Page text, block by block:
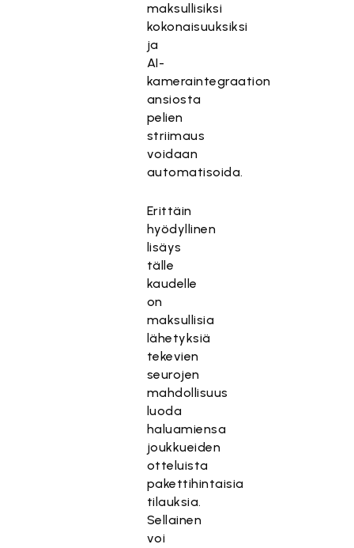
maksullisiksi
kokonaisuuksiksi
ja
AI-
kameraintegraation
ansiosta
pelien
striimaus
voidaan
automatisoida.
Erittäin
hyödyllinen
lisäys
tälle
kaudelle
on
maksullisia
lähetyksiä
tekevien
seurojen
mahdollisuus
luoda
haluamiensa
joukkueiden
otteluista
pakettihintaisia
tilauksia.
Sellainen
voi